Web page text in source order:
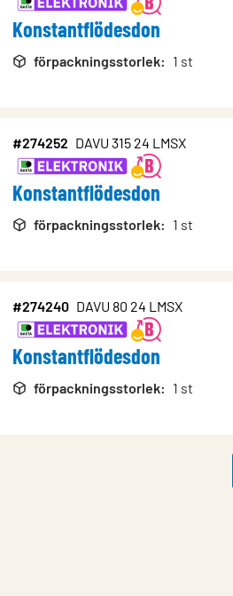
Konstantflödesdon
förpackningsstorlek: 1 st
#274252 DAVU 315 24 LMSX
Konstantflödesdon
förpackningsstorlek: 1 st
#274240 DAVU 80 24 LMSX
Konstantflödesdon
förpackningsstorlek: 1 st